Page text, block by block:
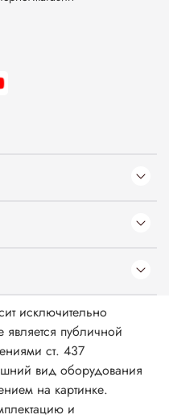
исключительно
публичной
ст. 437
вид оборудования
на картинке.
и